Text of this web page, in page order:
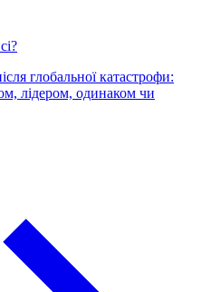
глобальної катастрофи:
лідером, одинаком чи